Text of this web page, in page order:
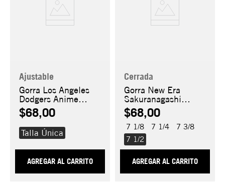
Ajustable
Gorra Los Angeles
Dodgers Anime
Shohei Ohtani
9FORTY A-Frame
$68,00
Talla Única
AGREGAR AL CARRITO
Cerrada
Gorra New Era
Sakuranagashi
59FIFTY
$68,00
7 1/2
7 1/4
7 1/8 7 3/8
AGREGAR AL CARRITO